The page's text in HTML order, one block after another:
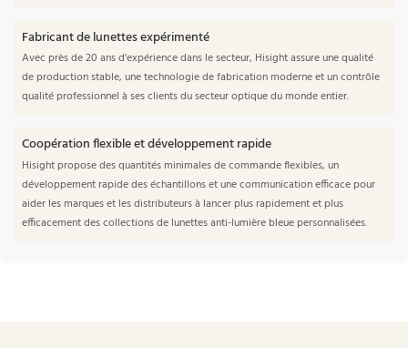
Fabricant de lunettes expérimenté
Avec près de 20 ans d'expérience dans le secteur, Hisight assure une qualité
de production stable, une technologie de fabrication moderne et un contrôle
qualité professionnel à ses clients du secteur optique du monde entier.
Coopération flexible et développement rapide
Hisight propose des quantités minimales de commande flexibles, un
développement rapide des échantillons et une communication efficace pour
aider les marques et les distributeurs à lancer plus rapidement et plus
efficacement des collections de lunettes anti-lumière bleue personnalisées.